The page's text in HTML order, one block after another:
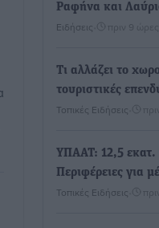
Ραφήνα και
Ειδήσεις πριν 9 ώρες
Τι αλλάζει το
τουριστικές
Τοπικές Ειδήσεις
ΥΠΑΑΤ: 12,5 εκατ.
Περιφέρειες για
Τοπικές Ειδήσεις